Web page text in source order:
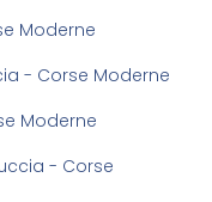
Moderne
- Corse Moderne
Moderne
- Corse